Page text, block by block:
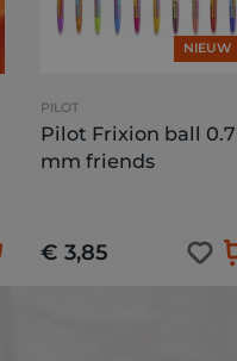
NIEUW
PILOT
Pilot Frixion ball 0.7
mm friends
€ 3,85